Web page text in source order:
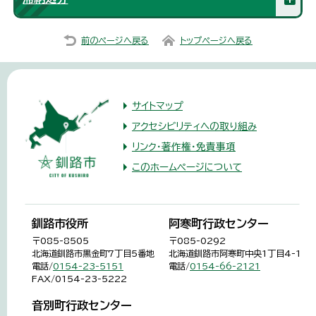
前のページへ戻る トップページへ戻る
サイトマップ
アクセシビリティへの取り組み
リンク・著作権・免責事項
このホームページについて
釧路市役所
〒085-8505
北海道釧路市黒金町7丁目5番地
電話/0154-23-5151
FAX/0154-23-5222
阿寒町行政センター
〒085-0292
北海道釧路市阿寒町中央1丁目4-1
電話/0154-66-2121
音別町行政センター